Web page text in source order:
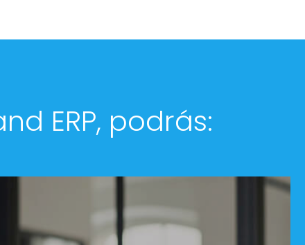
ERP, podrás: